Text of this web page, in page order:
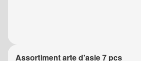
Assortiment arte d'asie 7 pcs